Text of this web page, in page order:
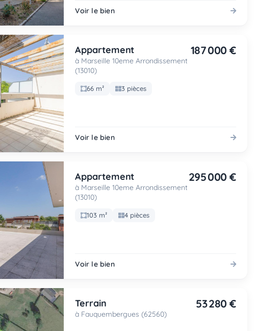
Voir le bien
Appartement
à Marseille 10eme Arrondissement
(13010)
187 000 €
66 m² 3 pièces
Voir le bien
Appartement
à Marseille 10eme Arrondissement
(13010)
295 000 €
103 m² 4 pièces
Voir le bien
Terrain
à Fauquembergues (62560)
53 280 €